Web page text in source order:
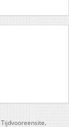
Tijdvooreensite.